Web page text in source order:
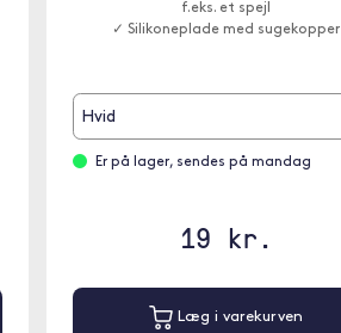
f.eks. et spejl
✓ Silikoneplade med sugekopper
Hvid
Er på lager, sendes på mandag
19 kr.
Læg i varekurven